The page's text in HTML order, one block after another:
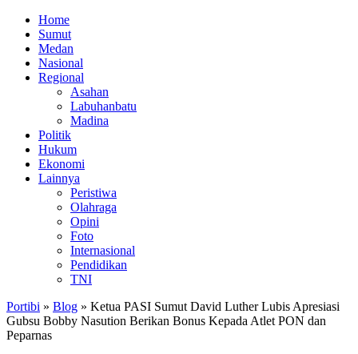
Home
Sumut
Medan
Nasional
Regional
Asahan
Labuhanbatu
Madina
Politik
Hukum
Ekonomi
Lainnya
Peristiwa
Olahraga
Opini
Foto
Internasional
Pendidikan
TNI
Portibi » Blog » Ketua PASI Sumut David Luther Lubis Apresiasi
Gubsu Bobby Nasution Berikan Bonus Kepada Atlet PON dan
Peparnas